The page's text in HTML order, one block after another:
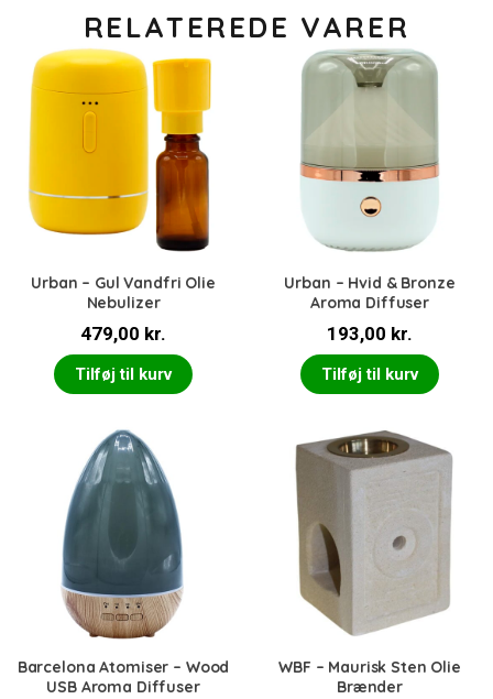
RELATEREDE VARER
Urban – Gul Vandfri Olie
Nebulizer
479,00 kr.
Tilføj til kurv
Urban – Hvid & Bronze
Aroma Diffuser
193,00 kr.
Tilføj til kurv
Barcelona Atomiser – Wood
USB Aroma Diffuser
WBF – Maurisk Sten Olie
Brænder